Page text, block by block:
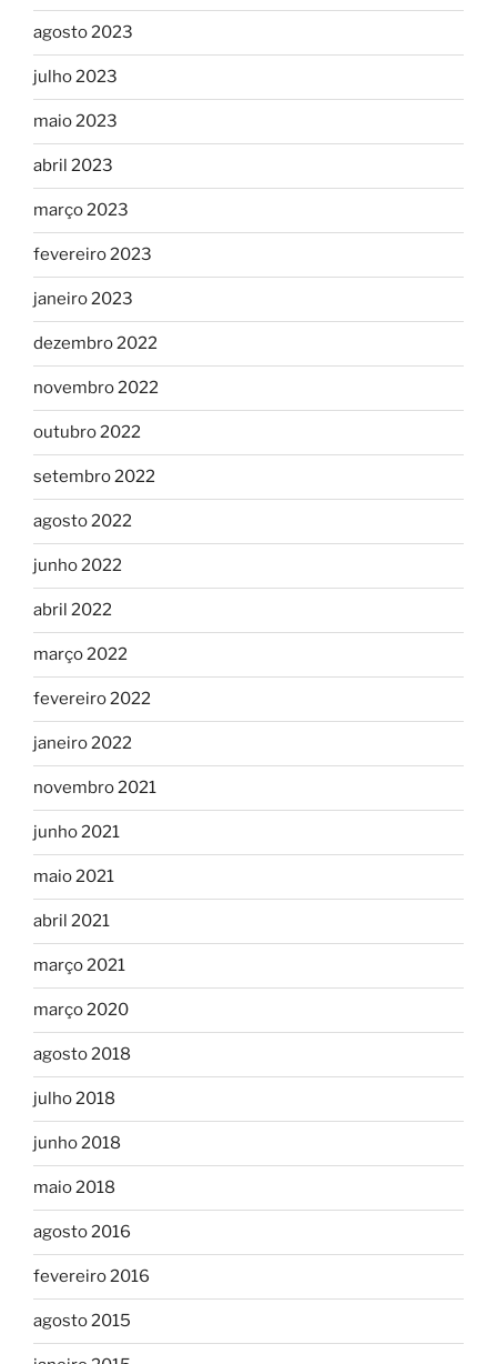
agosto 2023
julho 2023
maio 2023
abril 2023
março 2023
fevereiro 2023
janeiro 2023
dezembro 2022
novembro 2022
outubro 2022
setembro 2022
agosto 2022
junho 2022
abril 2022
março 2022
fevereiro 2022
janeiro 2022
novembro 2021
junho 2021
maio 2021
abril 2021
março 2021
março 2020
agosto 2018
julho 2018
junho 2018
maio 2018
agosto 2016
fevereiro 2016
agosto 2015